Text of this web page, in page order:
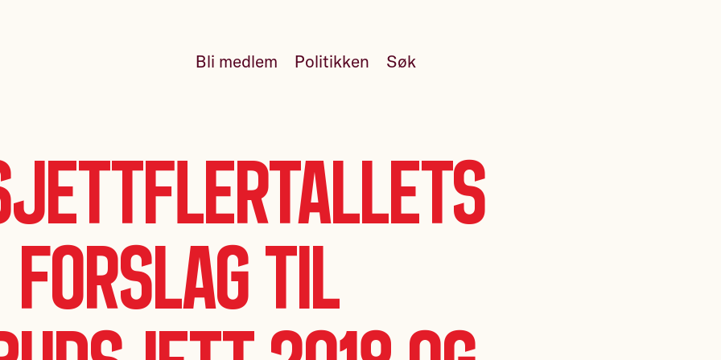
Bli medlem Politikken Søk
forslag til